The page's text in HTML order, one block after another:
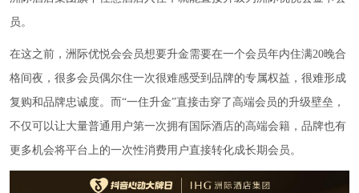
员。
在这之前，洲际优悦会会员想要升金需要在一个会员年内住满20晚合
格间夜，很多会员偶尔住一次很难感受到品牌的专属权益，很难形成
复购和品牌忠诚度。而“一住升金”直接击穿了高端会员的升级壁垒，
不仅可以让大量普通用户第一次拥有国际酒店的高端会籍，品牌也有
更多机会将平台上的一次性消费用户直接转化成长期会员。